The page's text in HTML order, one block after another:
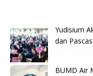
Yudisium
dan
BUMD Air